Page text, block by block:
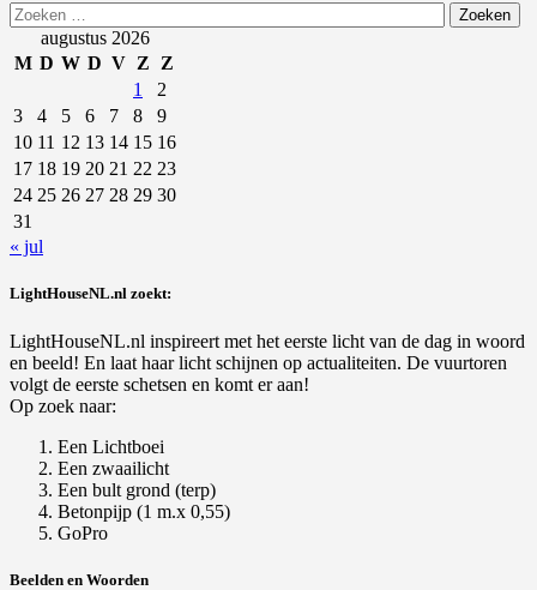
Zoeken
naar:augustus 2026
M D W D V Z
Z
1
2
3
4 5 6 7 8
9
10 11 12 13 14 15 16
17 18 19 20 21 22 23
24 25 26 27 28 29 30
31
« jul
LightHouseNL.nl zoekt:
LightHouseNL.nl inspireert met het eerste licht van de dag in woord
en beeld! En laat haar licht schijnen op actualiteiten. De vuurtoren
volgt de eerste schetsen en komt er aan!
Op zoek naar:
Een Lichtboei
Een zwaailicht
Een bult grond (terp)
Betonpijp (1 m.x 0,55)
GoPro
Beelden en Woorden